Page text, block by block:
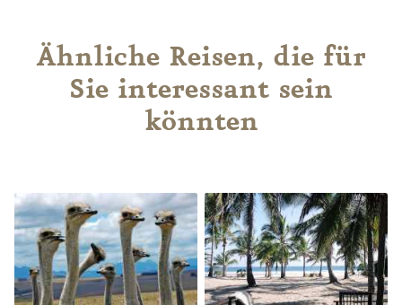
Ähnliche Reisen, die für
Sie interessant sein
könnten